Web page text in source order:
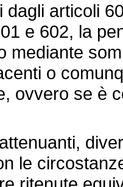
articoli
e 602, la
mediante
o
ovvero se è
le